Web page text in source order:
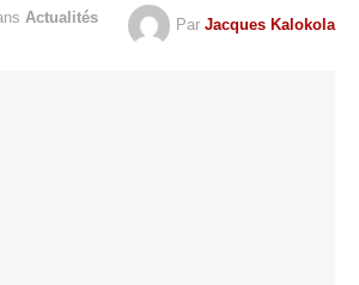
Actualités Par Jacques Kalokola